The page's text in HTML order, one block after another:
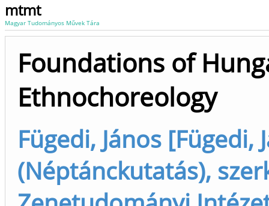
mtmt
Magyar Tudományos Művek Tára
Foundations of
Ethnochoreology
Fügedi, János [Fügedi,
(Néptánckutatás),